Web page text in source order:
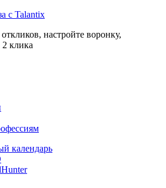
с Talantix
настройте воронку,
2 клика
календарь